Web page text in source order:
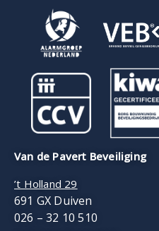
Van de Pavert Beveiliging
’t Holland 29
691 GX Duiven
026 – 32 10 510